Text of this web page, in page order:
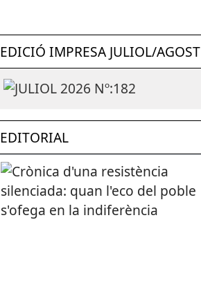
EDICIÓ IMPRESA JULIOL/AGOST
EDITORIAL